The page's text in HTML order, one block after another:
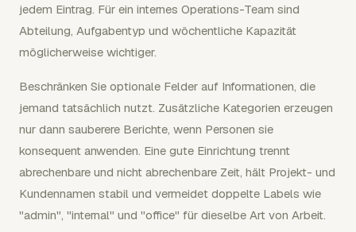
jedem Eintrag. Für ein internes Operations-Team sind
Abteilung, Aufgabentyp und wöchentliche Kapazität
möglicherweise wichtiger.
Beschränken Sie optionale Felder auf Informationen, die
jemand tatsächlich nutzt. Zusätzliche Kategorien erzeugen
nur dann sauberere Berichte, wenn Personen sie
konsequent anwenden. Eine gute Einrichtung trennt
abrechenbare und nicht abrechenbare Zeit, hält Projekt- und
Kundennamen stabil und vermeidet doppelte Labels wie
"admin", "internal" und "office" für dieselbe Art von Arbeit.